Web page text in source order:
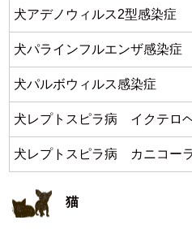
犬アデノウィルス2型感染症
犬パラインフルエンザ感染症
犬パルボウィルス感染症
犬レプトスピラ病 イクテロ
犬レプトスピラ病 カニコー
猫